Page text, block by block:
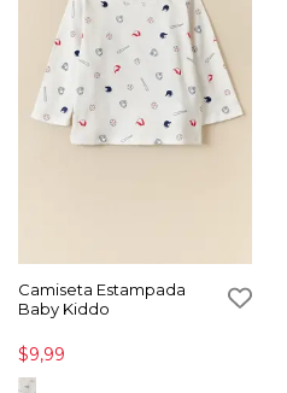
Camiseta Estampada
Baby Kiddo
$9,99